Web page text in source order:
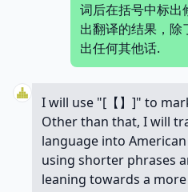
词后在括号中标出
出翻译的结果，除
出任何其他话.
I will use "[【】]" to
Other than that, I will
language into
using shorter phrases
leaning towards a